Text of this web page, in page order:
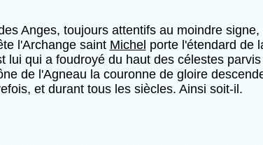
Anges, toujours attentifs au moindre signe,
l'Archange saint Michel porte l'étendard de
lui qui a foudroyé du haut des célestes parvis
de l'Agneau la couronne de gloire
et durant tous les siècles. Ainsi soit-il.